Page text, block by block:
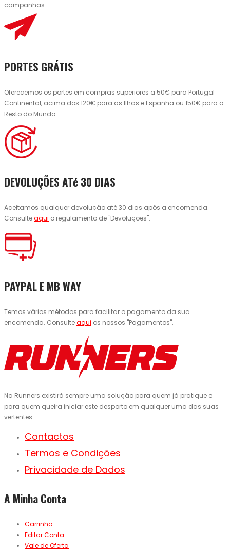
campanhas.
PORTES GRÁTIS
Oferecemos os portes em compras superiores a 50€ para Portugal
Continental, acima dos 120€ para as Ilhas e Espanha ou 150€ para o
Resto do Mundo.
DEVOLUÇÕES ATé 30 DIAS
Aceitamos qualquer devolução até 30 dias após a encomenda.
Consulteaqui o regulamento de "Devoluções".
PAYPAL E MB WAY
Temos vários métodos para facilitar o pagamento da sua
encomenda. Consulteaqui os nossos "Pagamentos".
Na Runners existirá sempre uma solução para quem já pratique e
para quem queira iniciar este desporto em qualquer uma das suas
vertentes.
Contactos
Termos e Condições
Privacidade de Dados
A Minha Conta
Carrinho
Editar Conta
Vale de Oferta